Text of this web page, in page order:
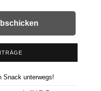
Snack unterwegs!